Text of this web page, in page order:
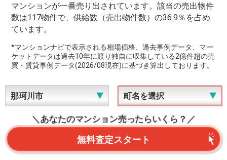
マンションが一番売り出されています。該当の売出物件
数は117物件で、供給数（売出物件数）の36.9％を占め
ています。
*マンションナビで表示される相場価格、過去事例データ、マー
ケットデータは過去10年に渡り独自に収集している2億件超の売
買・賃貸事例データ(2026/08現在)に基づき算出しております。
＼あなたのマンション売ったらいくら？／
無料査定スタート